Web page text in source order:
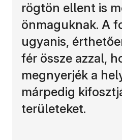
rögtön ellent is
önmaguknak. A
ugyanis,
fér össze azzal,
megnyerjék a
márpedig
területeket.